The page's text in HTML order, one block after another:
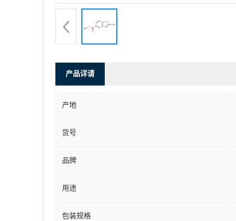
产品详请
产地
货号
品牌
用途
包装规格